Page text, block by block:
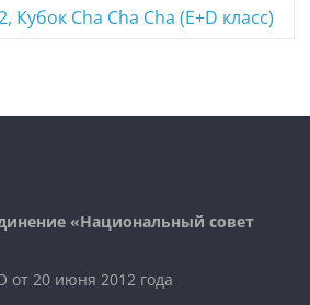
Cha Cha Cha (E+D класс)
«Национальный совет
20 июня 2012 года